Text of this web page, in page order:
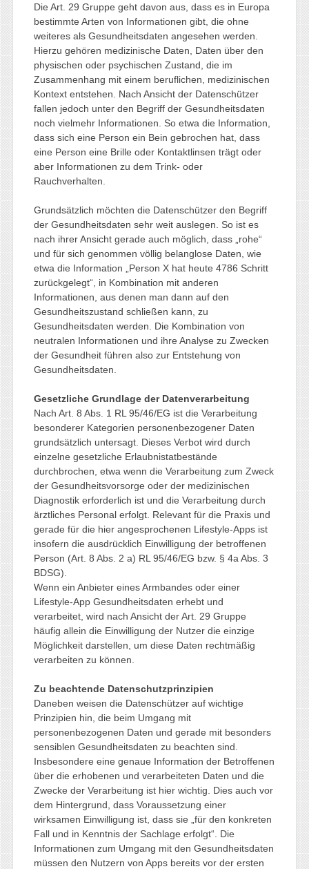
Die Art. 29 Gruppe geht davon aus, dass es in Europa
bestimmte Arten von Informationen gibt, die ohne
weiteres als Gesundheitsdaten angesehen werden.
Hierzu gehören medizinische Daten, Daten über den
physischen oder psychischen Zustand, die im
Zusammenhang mit einem beruflichen, medizinischen
Kontext entstehen. Nach Ansicht der Datenschützer
fallen jedoch unter den Begriff der Gesundheitsdaten
noch vielmehr Informationen. So etwa die Information,
dass sich eine Person ein Bein gebrochen hat, dass
eine Person eine Brille oder Kontaktlinsen trägt oder
aber Informationen zu dem Trink- oder
Rauchverhalten.
Grundsätzlich möchten die Datenschützer den Begriff
der Gesundheitsdaten sehr weit auslegen. So ist es
nach ihrer Ansicht gerade auch möglich, dass „rohe“
und für sich genommen völlig belanglose Daten, wie
etwa die Information „Person X hat heute 4786 Schritt
zurückgelegt“, in Kombination mit anderen
Informationen, aus denen man dann auf den
Gesundheitszustand schließen kann, zu
Gesundheitsdaten werden. Die Kombination von
neutralen Informationen und ihre Analyse zu Zwecken
der Gesundheit führen also zur Entstehung von
Gesundheitsdaten.
Gesetzliche Grundlage der Datenverarbeitung
Nach Art. 8 Abs. 1 RL 95/46/EG ist die Verarbeitung
besonderer Kategorien personenbezogener Daten
grundsätzlich untersagt. Dieses Verbot wird durch
einzelne gesetzliche Erlaubnistatbestände
durchbrochen, etwa wenn die Verarbeitung zum Zweck
der Gesundheitsvorsorge oder der medizinischen
Diagnostik erforderlich ist und die Verarbeitung durch
ärztliches Personal erfolgt. Relevant für die Praxis und
gerade für die hier angesprochenen Lifestyle-Apps ist
insofern die ausdrücklich Einwilligung der betroffenen
Person (Art. 8 Abs. 2 a) RL 95/46/EG bzw. § 4a Abs. 3
BDSG).
Wenn ein Anbieter eines Armbandes oder einer
Lifestyle-App Gesundheitsdaten erhebt und
verarbeitet, wird nach Ansicht der Art. 29 Gruppe
häufig allein die Einwilligung der Nutzer die einzige
Möglichkeit darstellen, um diese Daten rechtmäßig
verarbeiten zu können.
Zu beachtende Datenschutzprinzipien
Daneben weisen die Datenschützer auf wichtige
Prinzipien hin, die beim Umgang mit
personenbezogenen Daten und gerade mit besonders
sensiblen Gesundheitsdaten zu beachten sind.
Insbesondere eine genaue Information der Betroffenen
über die erhobenen und verarbeiteten Daten und die
Zwecke der Verarbeitung ist hier wichtig. Dies auch vor
dem Hintergrund, dass Voraussetzung einer
wirksamen Einwilligung ist, dass sie „für den konkreten
Fall und in Kenntnis der Sachlage erfolgt“. Die
Informationen zum Umgang mit den Gesundheitsdaten
müssen den Nutzern von Apps bereits vor der ersten